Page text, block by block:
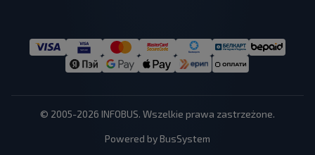
© 2005-2026 INFOBUS. Wszelkie prawa zastrzeżone.
Powered by BusSystem